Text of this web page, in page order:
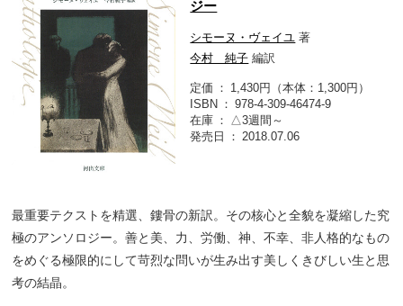
ジー
シモーヌ・ヴェイユ 著
今村 純子 編訳
定価
1,430円（本体：1,300円）
ISBN
978-4-309-46474-9
在庫
△3週間～
発売日
2018.07.06
最重要テクストを精選、鏤骨の新訳。その核心と全貌を凝縮した究
極のアンソロジー。善と美、力、労働、神、不幸、非人格的なもの
をめぐる極限的にして苛烈な問いが生み出す美しくきびしい生と思
考の結晶。